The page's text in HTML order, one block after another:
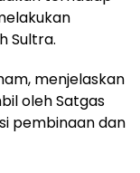
Sultra.
menjelaskan
oleh Satgas
pembinaan dan